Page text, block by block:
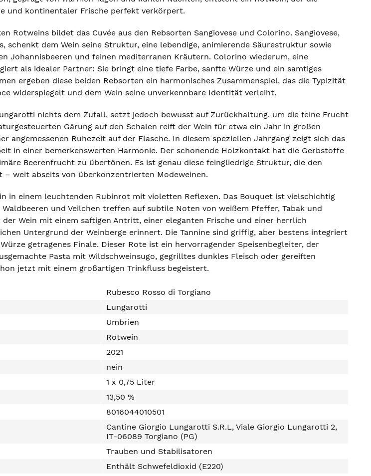
und kontinentaler Frische perfekt verkörpert.
Rotweins bildet das Cuvée aus den Rebsorten Sangiovese und Colorino. Sangiovese,
schenkt dem Wein seine Struktur, eine lebendige, animierende Säurestruktur sowie
Johannisbeeren und feinen mediterranen Kräutern. Colorino wiederum, eine
als idealer Partner: Sie bringt eine tiefe Farbe, sanfte Würze und ein samtiges
ergeben diese beiden Rebsorten ein harmonisches Zusammenspiel, das die Typizität
widerspiegelt und dem Wein seine unverkennbare Identität verleiht.
nichts dem Zufall, setzt jedoch bewusst auf Zurückhaltung, um die feine Frucht
Gärung auf den Schalen reift der Wein für etwa ein Jahr in großen
angemessenen Ruhezeit auf der Flasche. In diesem speziellen Jahrgang zeigt sich das
in einer bemerkenswerten Harmonie. Der schonende Holzkontakt hat die Gerbstoffe
Beerenfrucht zu übertönen. Es ist genau diese feingliedrige Struktur, die den
– weit abseits von überkonzentrierten Modeweinen.
in einem leuchtenden Rubinrot mit violetten Reflexen. Das Bouquet ist vielschichtig
und Veilchen treffen auf subtile Noten von weißem Pfeffer, Tabak und
Wein mit einem saftigen Antritt, einer eleganten Frische und einer herrlich
Untergrund der Weinberge erinnert. Die Tannine sind griffig, aber bestens integriert
getragenes Finale. Dieser Rote ist ein hervorragender Speisenbegleiter, der
Pasta mit Wildschweinsugo, gegrilltes dunkles Fleisch oder gereiften
jetzt mit einem großartigen Trinkfluss begeistert.
Rubesco Rosso di Torgiano
Lungarotti
Umbrien
Rotwein
2021
nein
1 x 0,75 Liter
13,50 %
8016044010501
Cantine Giorgio Lungarotti S.R.L, Viale Giorgio Lungarotti 2,
IT-06089 Torgiano (PG)
Trauben und Stabilisatoren
Enthält Schwefeldioxid (E220)